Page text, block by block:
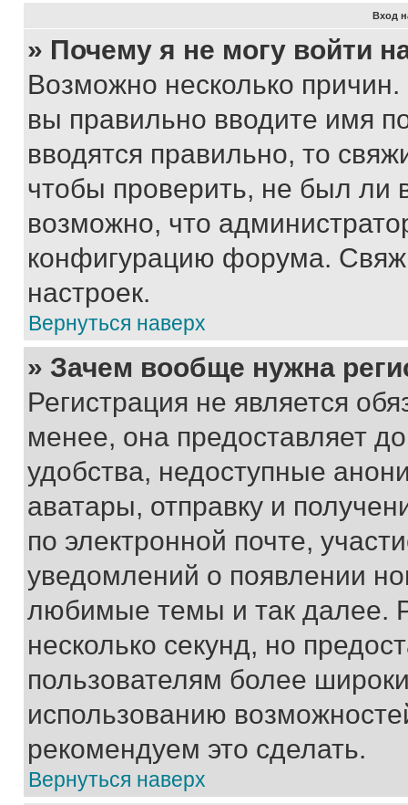
Вход
» Почему я не могу войти
Возможно несколько
вы правильно вводите имя
вводятся правильно, то
чтобы проверить, не был ли
возможно, что
конфигурацию форума.
настроек.
Вернуться наверх
» Зачем вообще нужна
Регистрация не является
менее, она предоставляет
удобства, недоступные
аватары, отправку и
по электронной почте,
уведомлений о появлении
любимые темы и так далее.
несколько секунд, но
пользователям более
использованию
рекомендуем это сделать.
Вернуться наверх